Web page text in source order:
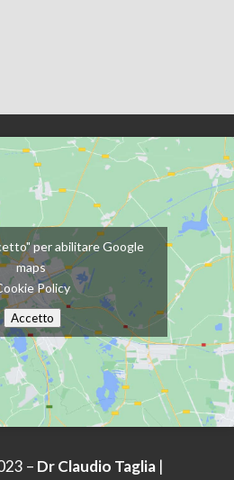
per abilitare Google
maps
Policy
Accetto
– Dr Claudio Taglia |